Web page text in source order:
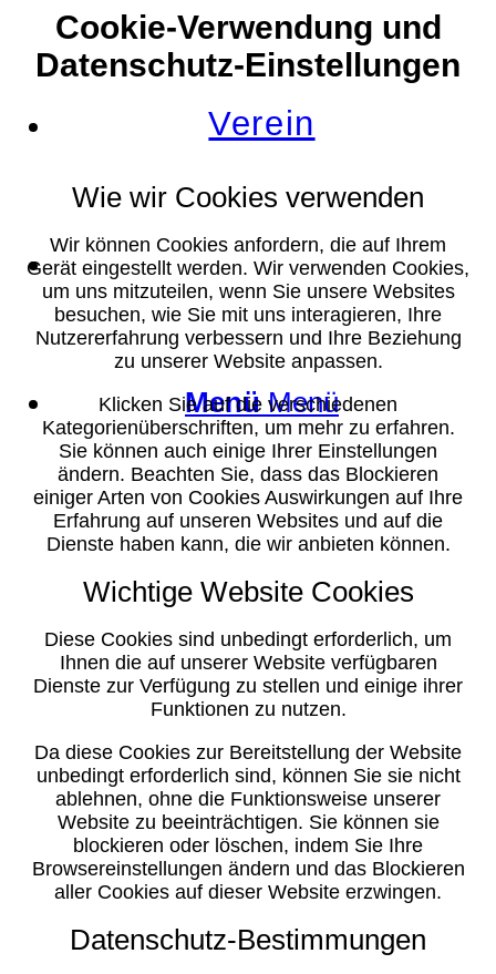
Verein
Suche
Menü Menü
Cookie-Verwendung und
Datenschutz-Einstellungen
Wie wir Cookies verwenden
Wir können Cookies anfordern, die auf Ihrem
Gerät eingestellt werden. Wir verwenden Cookies,
um uns mitzuteilen, wenn Sie unsere Websites
besuchen, wie Sie mit uns interagieren, Ihre
Nutzererfahrung verbessern und Ihre Beziehung
zu unserer Website anpassen.
Klicken Sie auf die verschiedenen
Kategorienüberschriften, um mehr zu erfahren.
Sie können auch einige Ihrer Einstellungen
ändern. Beachten Sie, dass das Blockieren
einiger Arten von Cookies Auswirkungen auf Ihre
Erfahrung auf unseren Websites und auf die
Dienste haben kann, die wir anbieten können.
Wichtige Website Cookies
Diese Cookies sind unbedingt erforderlich, um
Ihnen die auf unserer Website verfügbaren
Dienste zur Verfügung zu stellen und einige ihrer
Funktionen zu nutzen.
Da diese Cookies zur Bereitstellung der Website
unbedingt erforderlich sind, können Sie sie nicht
ablehnen, ohne die Funktionsweise unserer
Website zu beeinträchtigen. Sie können sie
blockieren oder löschen, indem Sie Ihre
Browsereinstellungen ändern und das Blockieren
aller Cookies auf dieser Website erzwingen.
Datenschutz-Bestimmungen